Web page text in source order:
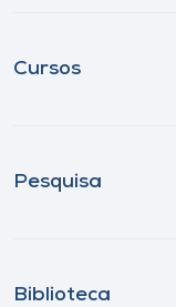
Cursos
Pesquisa
Biblioteca